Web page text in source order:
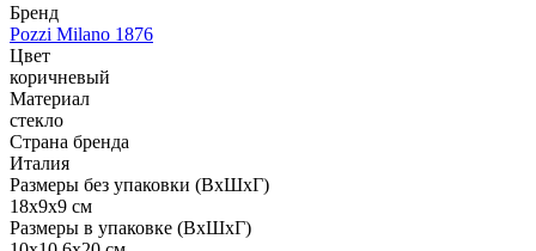
Бренд
Pozzi Milano 1876
Цвет
коричневый
Материал
стекло
Страна бренда
Италия
Размеры без упаковки (ВхШхГ)
18x9x9 см
Размеры в упаковке (ВхШхГ)